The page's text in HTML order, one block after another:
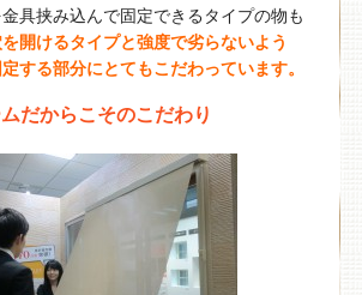
具挟み込んで固定できるタイプの物も
を開けるタイプと強度で劣らないよう
する部分にとてもこだわっています。
だからこそのこだわり